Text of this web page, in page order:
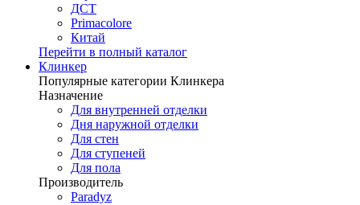
ДСТ
Primacolore
Китай
Перейти в полный каталог
Клинкер
Популярные категории Клинкера
Назначение
Для внутренней отделки
Дня наружной отделки
Для стен
Для ступеней
Для пола
Производитель
Paradyz